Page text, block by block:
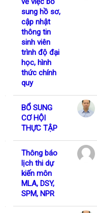
sung hồ sơ,
cập nhật
thông tin
sinh viên
trình độ đại
học, hình
thức chính
quy
BỔ SUNG
CƠ HỘI
THỰC TẬP
Thông báo
lịch thi dự
kiến môn
MLA, DSY,
SPM, NPR